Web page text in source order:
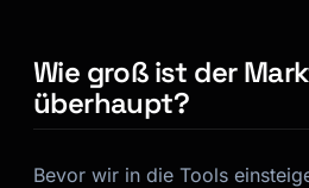
Wie groß ist der
überhaupt?
Bevor wir in die Tools